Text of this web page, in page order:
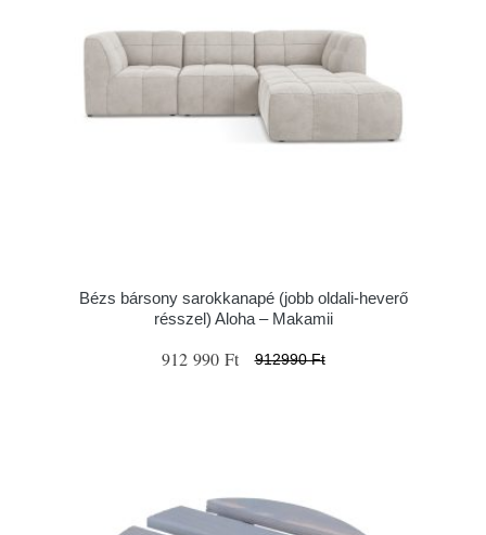
Bézs bársony sarokkanapé (jobb oldali-heverő
résszel) Aloha – Makamii
912 990 Ft 912990 Ft